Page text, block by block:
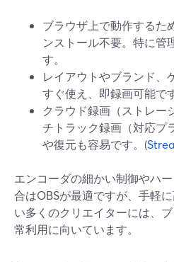
ブラウザ上で動作するた
ンストール不要。特に管
す。
レイアウトやブランド、
すぐ使え、即録画可能です
クラウド録画（ストレー
チトラック録画（対応プ
や復元も容易です。(
エンコーダの細かい制御やハ
合はOBSが最適ですが、手軽
い多くのクリエイターには、
常利用に向いています。